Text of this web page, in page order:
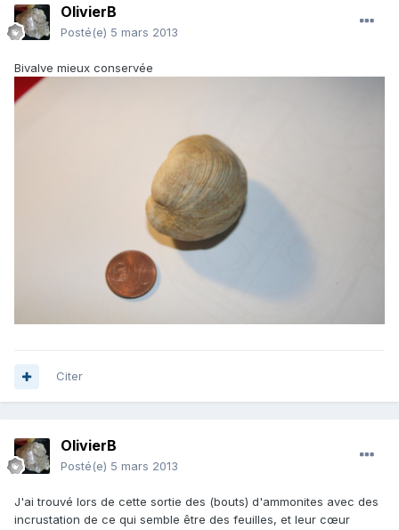
OlivierB
Posté(e) 5 mars 2013
Bivalve mieux conservée
Citer
OlivierB
Posté(e) 5 mars 2013
J'ai trouvé lors de cette sortie des (bouts) d'ammonites avec des
incrustation de ce qui semble être des feuilles, et leur cœur